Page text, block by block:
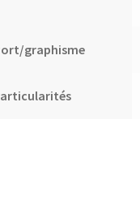
graphisme